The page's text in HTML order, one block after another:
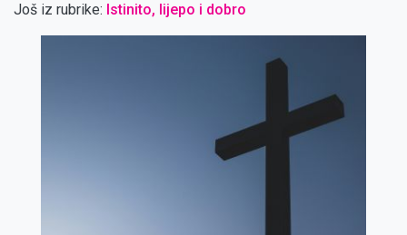
Još iz rubrike: Istinito, lijepo i dobro